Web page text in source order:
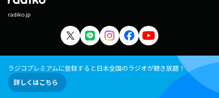
radiko.jp
ラジコプレミアムに登録すると日本全国のラジオが聴き放題！
詳しくはこちら